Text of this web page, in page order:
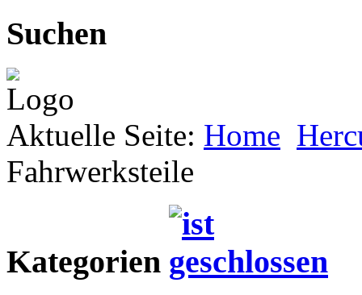
Suchen
Aktuelle Seite: Home
Fahrwerksteile
Kategorien